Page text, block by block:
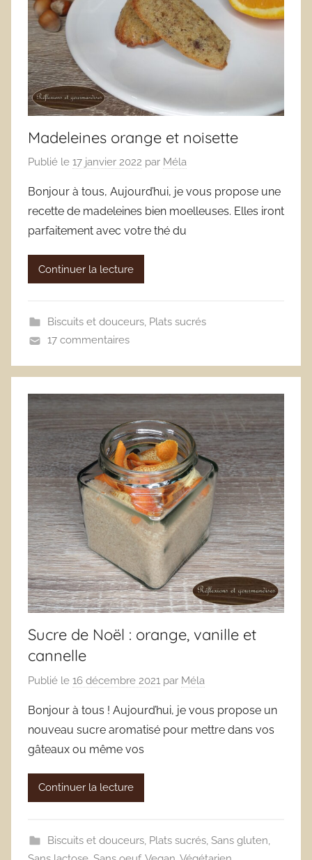
Madeleines orange et noisette
Publié le 17 janvier 2022 par Méla
Bonjour à tous, Aujourd’hui, je vous propose une
recette de madeleines bien moelleuses. Elles iront
parfaitement avec votre thé du
Continuer la lecture
Biscuits et douceurs, Plats sucrés
17 commentaires
Sucre de Noël : orange, vanille et
cannelle
Publié le 16 décembre 2021 par Méla
Bonjour à tous ! Aujourd’hui, je vous propose un
nouveau sucre aromatisé pour mettre dans vos
gâteaux ou même vos
Continuer la lecture
Biscuits et douceurs, Plats sucrés, Sans gluten